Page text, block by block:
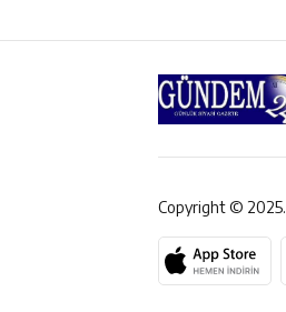
Copyright © 2025.